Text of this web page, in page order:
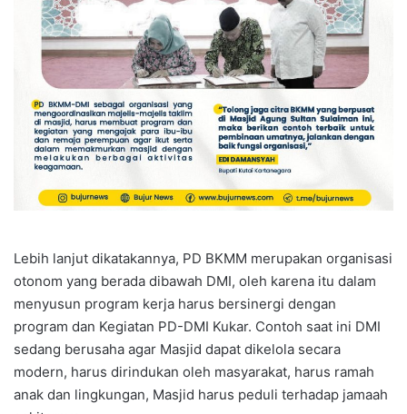
Lebih lanjut dikatakannya, PD BKMM merupakan organisasi
otonom yang berada dibawah DMI, oleh karena itu dalam
menyusun program kerja harus bersinergi dengan
program dan Kegiatan PD-DMI Kukar. Contoh saat ini DMI
sedang berusaha agar Masjid dapat dikelola secara
modern, harus dirindukan oleh masyarakat, harus ramah
anak dan lingkungan, Masjid harus peduli terhadap jamaah